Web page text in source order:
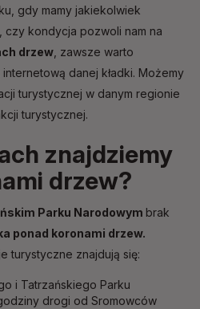
gdy mamy jakiekolwiek
czy kondycja pozwoli nam na
drzew , zawsze warto
danej kładki. Możemy
turystycznej w danym regionie
turystycznej.
znajdziemy
drzew?
Parku Narodowym brak
ponad koronami drzew.
turystyczne znajdują się:
i Tatrzańskiego Parku
drogi od Sromowców